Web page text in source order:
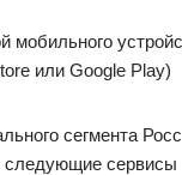
мобильного
или Google Play)
сегмента
следующие сервисы